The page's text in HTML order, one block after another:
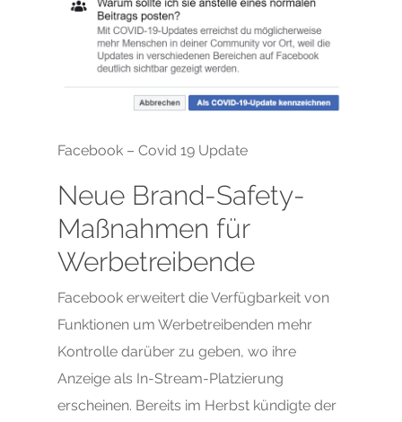
Facebook – Covid 19 Update
Neue Brand-Safety-
Maßnahmen für
Werbetreibende
Facebook erweitert die Verfügbarkeit von
Funktionen um Werbetreibenden mehr
Kontrolle darüber zu geben, wo ihre
Anzeige als In-Stream-Platzierung
erscheinen. Bereits im Herbst kündigte der